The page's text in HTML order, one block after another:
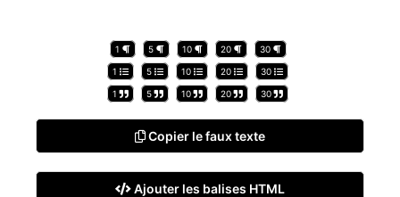
1 5 10 20 30
1 5 10 20 30
1 5 10 20 30
Copier le faux texte
Ajouter les balises HTML